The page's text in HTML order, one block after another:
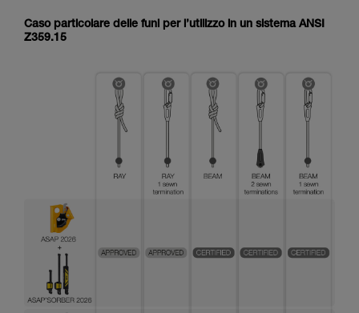
Caso particolare delle funi per l’utilizzo in un sistema ANSI
Z359.15